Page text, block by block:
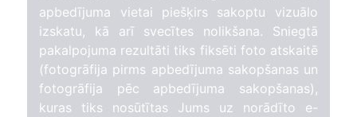
apbedījuma vietai piešķirs sakoptu vizuālo
izskatu, kā arī svecītes nolikšana. Sniegtā
pakalpojuma rezultāti tiks fiksēti foto atskaitē
(fotogrāfija pirms apbedījuma sakopšanas un
fotogrāfija pēc apbedījuma sakopšanas),
kuras tiks nosūtītas Jums uz norādīto e-